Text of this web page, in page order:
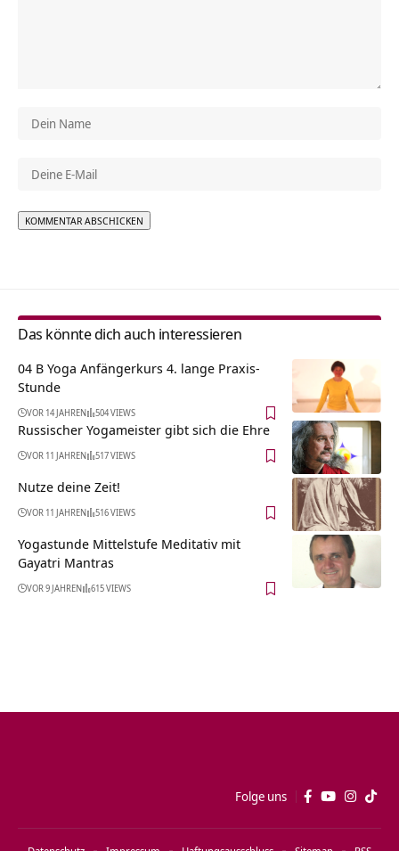
Das könnte dich auch interessieren
04 B Yoga Anfängerkurs 4. lange Praxis-
Stunde
VOR 14 JAHREN 504 VIEWS
Russischer Yogameister gibt sich die Ehre
VOR 11 JAHREN 517 VIEWS
Nutze deine Zeit!
VOR 11 JAHREN 516 VIEWS
Yogastunde Mittelstufe Meditativ mit
Gayatri Mantras
VOR 9 JAHREN 615 VIEWS
Folge uns